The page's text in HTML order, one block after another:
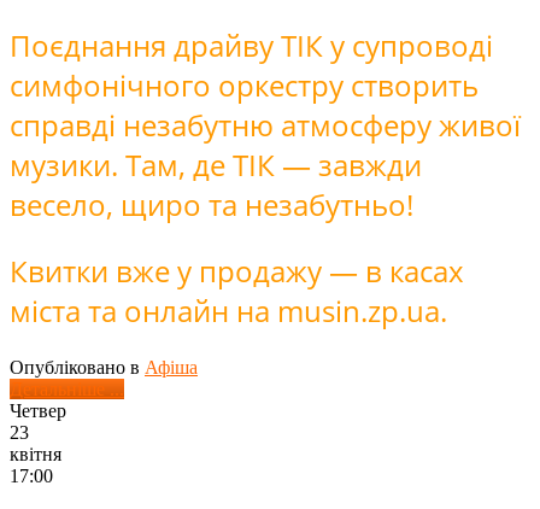
Поєднання драйву ТІК у супроводі
симфонічного оркестру створить
справді незабутню атмосферу живої
музики. Там, де ТІК — завжди
весело, щиро та незабутньо!
Квитки вже у продажу — в касах
міста та онлайн на musin.zp.ua.
Опубліковано в Афіша
Детальніше ...
Четвер
23
квітня
17:00